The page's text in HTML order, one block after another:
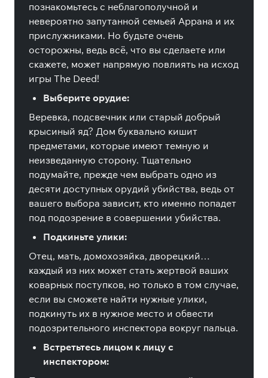
познакомьтесь с неблагополучной и
невероятно запутанной семьей Аррана и их
прислужниками. Но будьте очень
осторожны, ведь всё, что вы сделаете или
скажете, может напрямую повлиять на исход
игры The Deed!
Выберите орудие:
Веревка, подсвечник или старый добрый
крысиный яд? Дом буквально кишит
предметами, которые имеют темную и
неизведанную сторону. Тщательно
подумайте, прежде чем выбрать одно из
десяти доступных орудий убийства, ведь от
вашего выбора зависит, кто именно попадет
под подозрение в совершении убийства.
Подкиньте улики:
Отец, мать, домохозяйка, дворецкий…
каждый из них может стать жертвой ваших
коварных поступков, но только в том случае,
если вы сможете найти нужные улики,
подкинуть их в нужное место и обвести
подозрительного инспектора вокруг пальца.
Встретьтесь лицом к лицу с
инспектором: